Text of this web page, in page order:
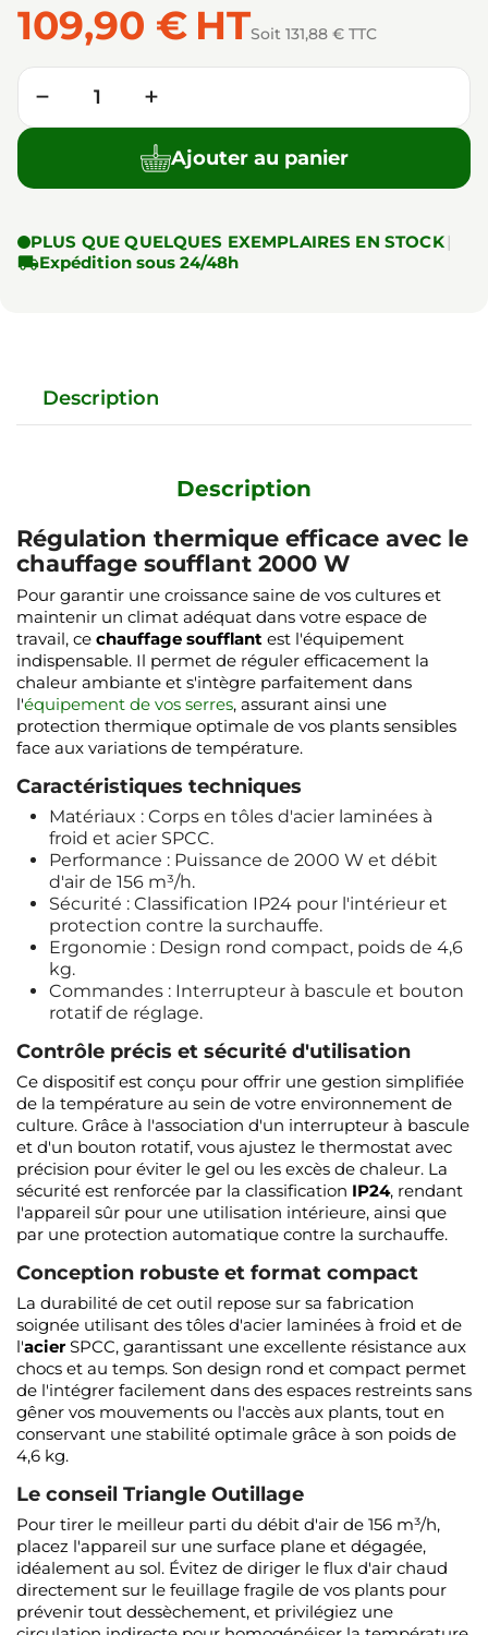
109,90 € HTSoit 131,88 € TTC
Quantité
− +
Ajouter au panier
PLUS QUE QUELQUES EXEMPLAIRES EN STOCK |
Expédition sous 24/48h
Description
Description
Régulation thermique efficace avec le
chauffage soufflant 2000 W
Pour garantir une croissance saine de vos cultures et
maintenir un climat adéquat dans votre espace de
travail, ce chauffage soufflant est l'équipement
indispensable. Il permet de réguler efficacement la
chaleur ambiante et s'intègre parfaitement dans
l'équipement de vos serres, assurant ainsi une
protection thermique optimale de vos plants sensibles
face aux variations de température.
Caractéristiques techniques
Matériaux : Corps en tôles d'acier laminées à
froid et acier SPCC.
Performance : Puissance de 2000 W et débit
d'air de 156 m³/h.
Sécurité : Classification IP24 pour l'intérieur et
protection contre la surchauffe.
Ergonomie : Design rond compact, poids de 4,6
kg.
Commandes : Interrupteur à bascule et bouton
rotatif de réglage.
Contrôle précis et sécurité d'utilisation
Ce dispositif est conçu pour offrir une gestion simplifiée
de la température au sein de votre environnement de
culture. Grâce à l'association d'un interrupteur à bascule
et d'un bouton rotatif, vous ajustez le thermostat avec
précision pour éviter le gel ou les excès de chaleur. La
sécurité est renforcée par la classification IP24, rendant
l'appareil sûr pour une utilisation intérieure, ainsi que
par une protection automatique contre la surchauffe.
Conception robuste et format compact
La durabilité de cet outil repose sur sa fabrication
soignée utilisant des tôles d'acier laminées à froid et de
l'acierSPCC, garantissant une excellente résistance aux
chocs et au temps. Son design rond et compact permet
de l'intégrer facilement dans des espaces restreints sans
gêner vos mouvements ou l'accès aux plants, tout en
conservant une stabilité optimale grâce à son poids de
4,6 kg.
Le conseil Triangle Outillage
Pour tirer le meilleur parti du débit d'air de 156 m³/h,
placez l'appareil sur une surface plane et dégagée,
idéalement au sol. Évitez de diriger le flux d'air chaud
directement sur le feuillage fragile de vos plants pour
prévenir tout dessèchement, et privilégiez une